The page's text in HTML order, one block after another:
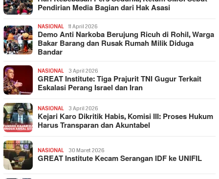
Pendirian Media Bagian dari Hak Asasi
NASIONAL 11 April 2026
Demo Anti Narkoba Berujung Ricuh di Rohil, Warga
Bakar Barang dan Rusak Rumah Milik Diduga
Bandar
NASIONAL 3 April 2026
GREAT Institute: Tiga Prajurit TNI Gugur Terkait
Eskalasi Perang Israel dan Iran
NASIONAL 3 April 2026
Kejari Karo Dikritik Habis, Komisi III: Proses Hukum
Harus Transparan dan Akuntabel
NASIONAL 30 Maret 2026
GREAT Institute Kecam Serangan IDF ke UNIFIL